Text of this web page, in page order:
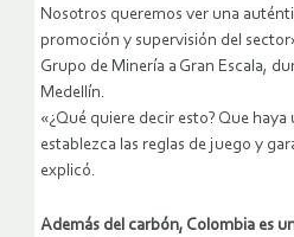
Nosotros queremos ver una
promoción y supervisión del
Grupo de Minería a Gran Escala,
Medellín.
«¿Qué quiere decir esto? Que
establezca las reglas de juego y
explicó.
Además del carbón, Colombia es